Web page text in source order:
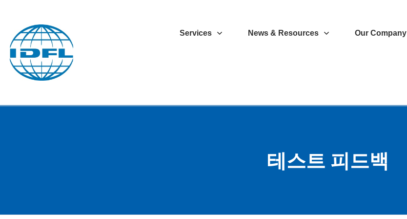
Services News & Resources Our Company
테스트 피드백